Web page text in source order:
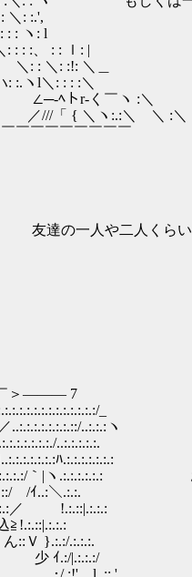
＼: :.',
: : ヽ: l
: :、 : : ｌ: |
: :!: ＼＿
l＼: : : :＼
く￣ヽ :＼
{ ＼ヽ:.:＼ ＼ :＼
￣￣￣￣￣￣￣￣
や二人くらいい
7
_
..:.:.:ヽ
..:.:.:.:.:.
ﾊ.:.:.:.:.:.:.: い
｀|ヽ.:.:.:.:.:.: お金
/ｲ..:＼.:.:.
／ !.:.::|.:.:.:
}.:.:/.:.:.:.
ｲ.:/|.:.:.:/
･/.:!' l..::,'